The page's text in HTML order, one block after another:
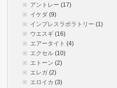
アントレー (17)
イケダ (9)
インプレスラボラトリー (1)
ウエスギ (16)
エアータイト (4)
エクセル (10)
エトーン (2)
エレガ (2)
エロイカ (3)